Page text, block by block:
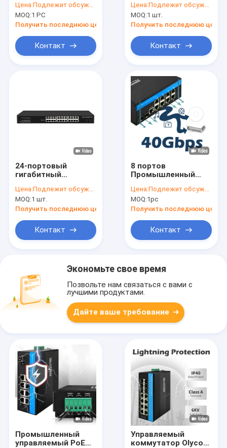
коммутатор
100/1000M Сетевой
коммутатор RSTP
Цена:Подлежит обсуждению
MOQ:1 PC
Получить последнюю цену
Контакт
сети 2*2.5G
SFP+8*RJ45 Порты
10/100/1000M POE
коммутатор
Цена:Подлежит обсуждению
MOQ:1 шт.
Получить последнюю цену
Контакт
24-портовый
гигабитный
неуправляемый
коммутатор с
поддержкой Smart
Extend, питание от
сети переменного
Цена:Подлежит обсуждению
MOQ:1 шт.
Получить последнюю цену
Контакт
8 портов
Промышленный
коммутатор PoE
2.5G Ring Fiber 240W
Бюджетная
DC48V Ввод
Цена:Подлежит обсуждению
MOQ:1pc
Получить последнюю цену
Контакт
Экономьте свое время
Позвольте нам связаться с вами с
лучшими продуктами.
Дайте ваше требование
Промышленный
управляемый PoE
Управляемый
коммутатор Olycom